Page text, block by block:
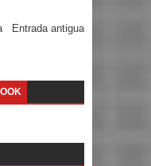
Entrada antigua